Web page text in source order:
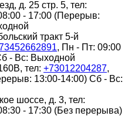
д. 25 стр. 5, тел:
- 17:00 (Перерыв:
тракт 5-й
, Пн - Пт: 09:00
- Вс: Выходной
тел: +73012204287,
13:00-14:00) Сб - Вс:
шоссе, д. 3, тел:
- 17:30 (Без перерыва)